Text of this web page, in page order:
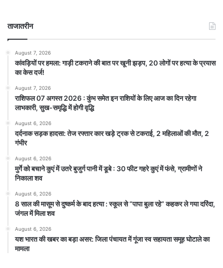
ताजातरीन
August 7, 2026
कांवड़ियों पर हमला: गाड़ी टकराने की बात पर खूनी झड़प, 20 लोगों पर हत्या के प्रयास
का केस दर्ज!
August 7, 2026
राशिफल 07 अगस्त 2026 : कुंभ समेत इन राशियों के लिए आज का दिन रहेगा
लाभकारी, सुख-समृद्धि में होगी वृद्धि
August 6, 2026
दर्दनाक सड़क हादसा: तेज रफ्तार कार खड़े ट्रक से टकराई, 2 महिलाओं की मौत, 2
गंभीर
August 6, 2026
मुर्गे को बचाने कुएं में उतरे बुजुर्ग पानी में डूबे : 30 फीट गहरे कुएं में फंसे, ग्रामीणों ने
निकाला शव
August 6, 2026
8 साल की मासूम से दुष्कर्म के बाद हत्या : स्कूल से “पापा बुला रहे” कहकर ले गया दरिंदा,
जंगल में मिला शव
August 6, 2026
यश भारत की खबर का बड़ा असर: जिला पंचायत में गूंजा स्व सहायता समूह घोटाले का
मामला